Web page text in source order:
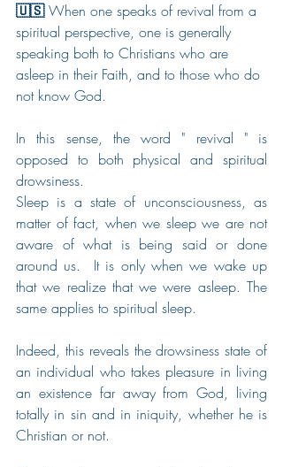
🇺🇸 When one speaks of revival from a
spiritual perspective, one is generally
speaking both to Christians who are
asleep in their Faith, and to those who do
not know God.
In this sense, the word " revival " is
opposed to both physical and spiritual
drowsiness.
Sleep is a state of unconsciousness, as
matter of fact, when we sleep we are not
aware of what is being said or done
around us.  It is only when we wake up
that we realize that we were asleep. The
same applies to spiritual sleep.
Indeed, this reveals the drowsiness state of
an individual who takes pleasure in living
an existence far away from God, living
totally in sin and in iniquity, whether he is
Christian or not.